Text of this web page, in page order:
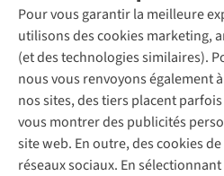
Pour vous garantir la meilleure
utilisons des cookies marketing,
(et des technologies similaires).
nous vous renvoyons également
nos sites, des tiers placent
vous montrer des publicités
site web. En outre, des cookies
réseaux sociaux. En
Entretien & réparations
Garantie
Contactez-nous
Nos magasins
À propos d’A.S.Adventure
Déclaration d'accessibilité
Entretien de ski
Service de lavage
Entretien de chaussures
Réparation de chaussures
Réparation de vêtements
Retouches
Pour les entreprises
A.S.Magazine
Explore Camp
Expertise & conseils
Abonnez-vous à la newsletter
Suivez-